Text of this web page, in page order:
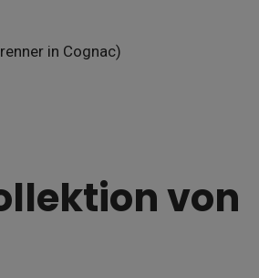
in Cognac)
von